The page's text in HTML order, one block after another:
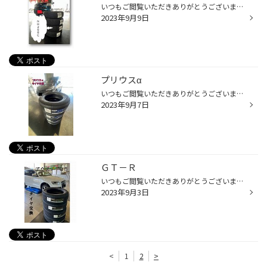
いつもご閲覧いただきありがとうございます(*'ω'*) タントのタイヤ交換を行いました(^^ゞ 使用したのは、ブリヂストンの【ＮＨ２００Ｃ】です(*^▽^*)
2023年9月9日
プリウスα
いつもご閲覧いただきありがとうございます(*'ω'*) プリウスαのタイヤ交換を行いました(#^^#) タイヤは、ブリヂストンのＲＥＧＮＯ【ＧＲ－ＸⅡ】です！ 音も、安定感も別格です(#^^#)
2023年9月7日
ＧＴ－Ｒ
いつもご閲覧いただきありがとうございます(*'ω'*) 滅多に来ないお車日産の【ＧＴ－Ｒ】が、アライメント調整に来られました(；ﾟДﾟ) なかなか、骨が折れるような難しさがあったようです
2023年9月3日
< 1 2 >